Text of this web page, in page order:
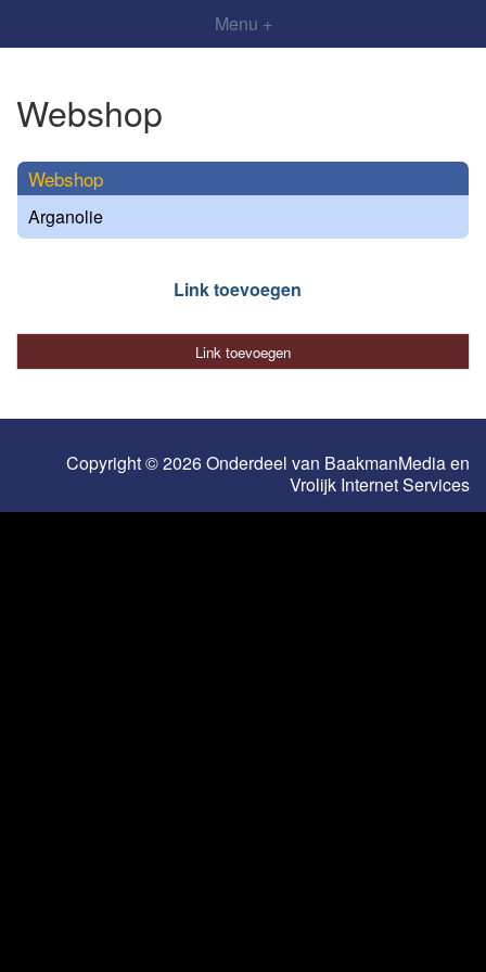
Menu +
Webshop
Webshop
Arganolie
Link toevoegen
Link toevoegen
Copyright © 2026 Onderdeel van BaakmanMediaen
Vrolijk Internet Services